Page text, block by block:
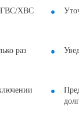
ГВС/ХВС
раз